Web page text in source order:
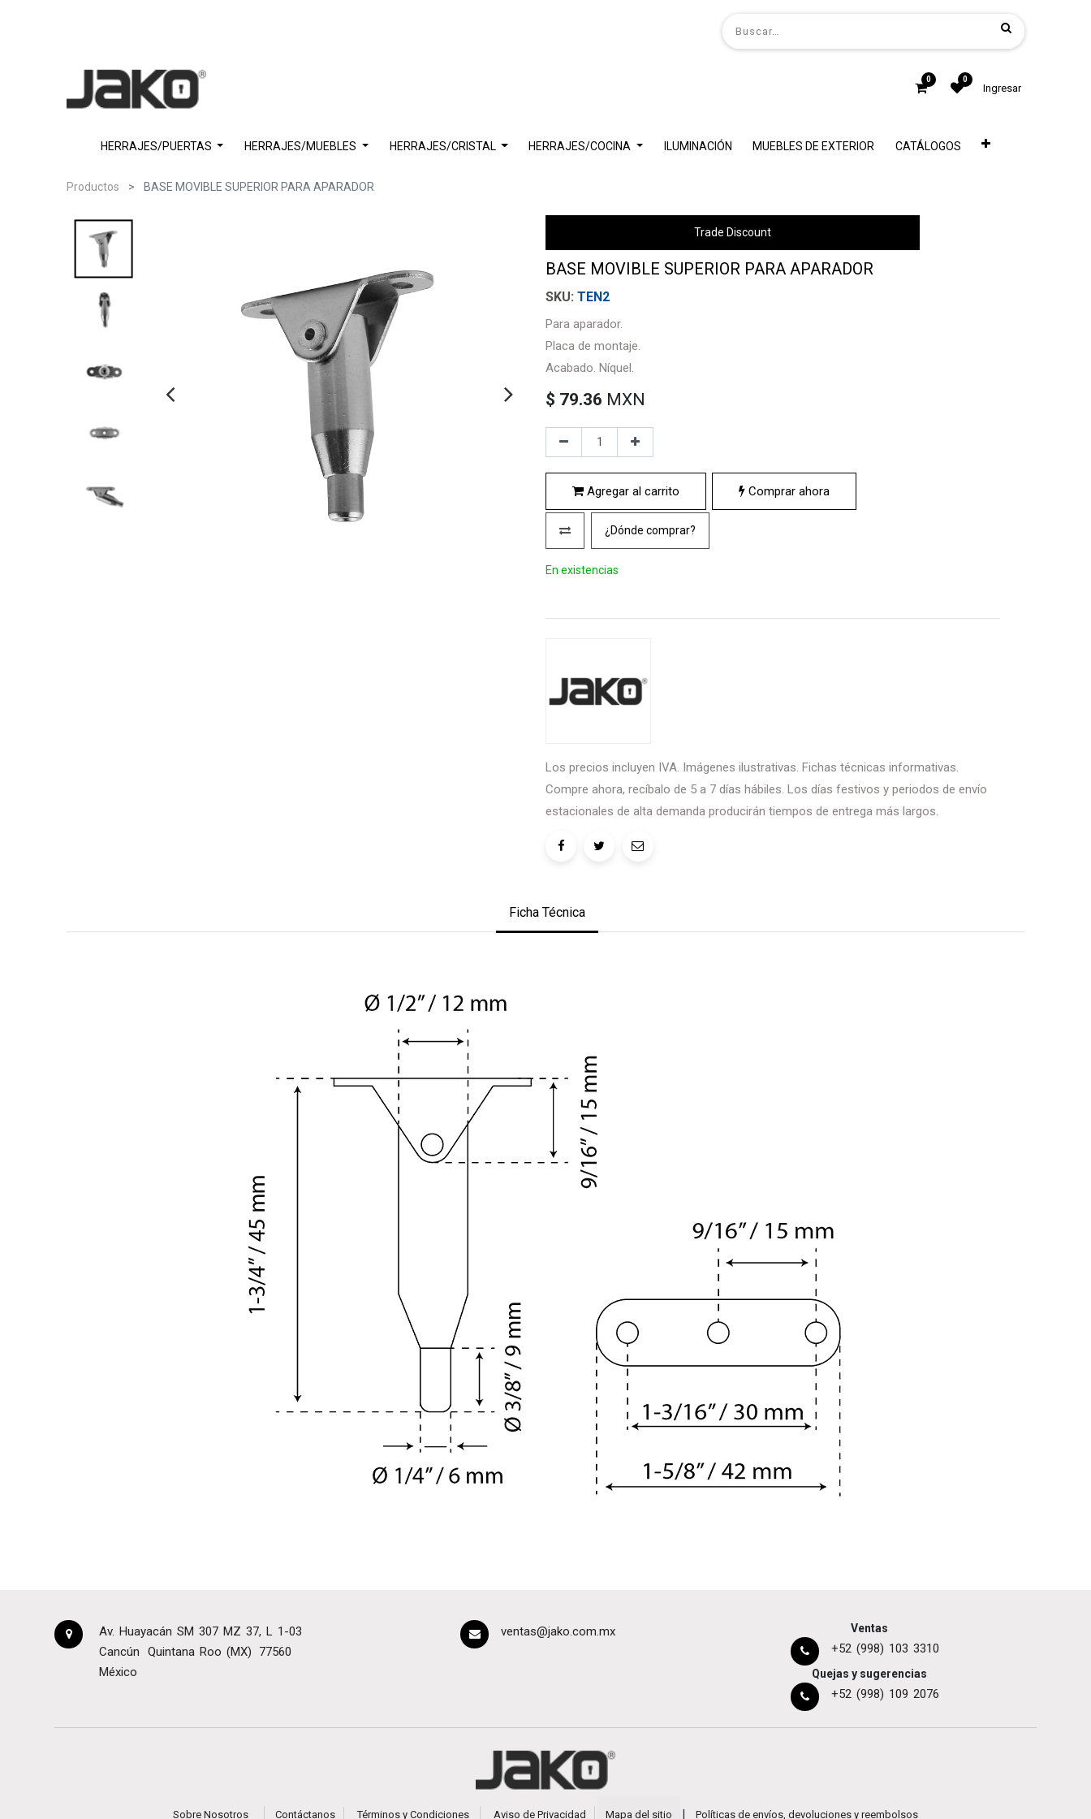
0 0
Ingresar
HERRAJES/PUERTAS HERRAJES/MUEBLES HERRAJES/CRISTAL HERRAJES/COCINA ILUMINACIÓN MUEBLES DE EXTERIOR CATÁLOGOS
Productos BASE MOVIBLE SUPERIOR PARA APARADOR
Trade Discount
BASE MOVIBLE SUPERIOR PARA APARADOR
TEN2
Para aparador.
Placa de montaje.
Acabado. Níquel.
$ 79.36 MXN
Agregar al carrito Comprar ahora
¿Dónde comprar?
En existencias
Los precios incluyen IVA. Imágenes ilustrativas. Fichas técnicas informativas.
Compre ahora, recíbalo de 5 a 7 días hábiles. Los días festivos y periodos de envío
estacionales de alta demanda producirán tiempos de entrega más largos.
Ficha Técnica
Av. Huayacán SM 307 MZ 37, L 1-03
Cancún
Quintana Roo (MX)
77560
México
ventas@jako.com.mx Ventas
+52 (998) 103 3310
Quejas y sugerencias
+52 (998) 109 2076
Sobre Nosotros Contáctanos Términos y Condiciones Aviso de Privacidad Mapa del sitio Políticas de envíos, devoluciones y reembolsos